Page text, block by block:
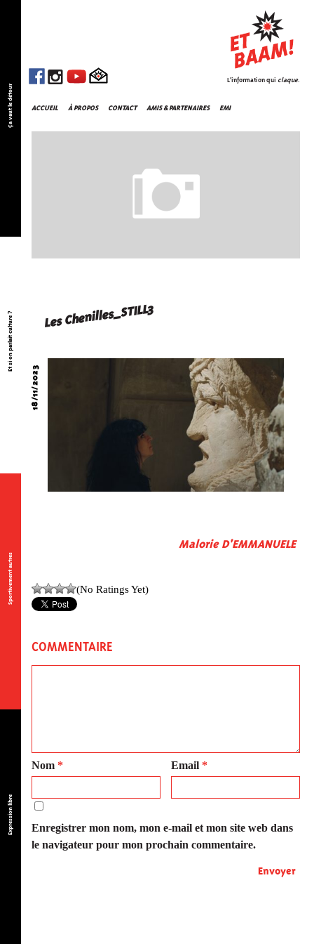
Ça vaut le détour
Et si on parlait culture ?
Sportivement autres
Expression libre
ACCUEIL À PROPOS CONTACT AMIS & PARTENAIRES EMI
L'information qui claque.
Les Chenilles_STILL3
18/11/2023
Malorie D'EMMANUELE
(No Ratings Yet)
COMMENTAIRE
Nom * Email *
Enregistrer mon nom, mon e-mail et mon site web dans
le navigateur pour mon prochain commentaire.